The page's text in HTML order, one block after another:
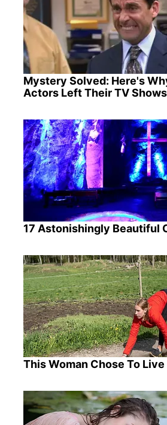
Mystery Solved: Here's
Actors Left Their TV Shows
17 Astonishingly Beautiful
This Woman Chose To